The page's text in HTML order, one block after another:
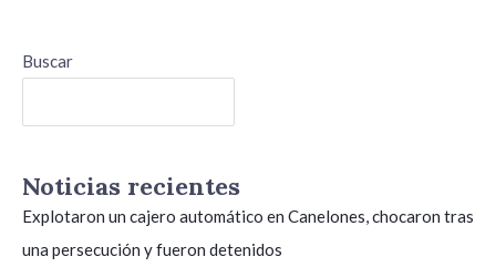
Buscar
Noticias recientes
Explotaron un cajero automático en Canelones, chocaron tras
una persecución y fueron detenidos